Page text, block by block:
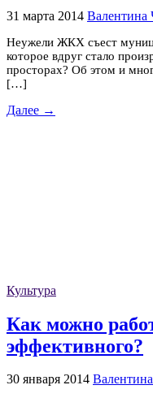
31 марта 2014 Валентина
Неужели ЖКХ съест
которое вдруг стало
просторах? Об этом и
[…]
Далее →
Культура
Как можно
эффективного?
30 января 2014